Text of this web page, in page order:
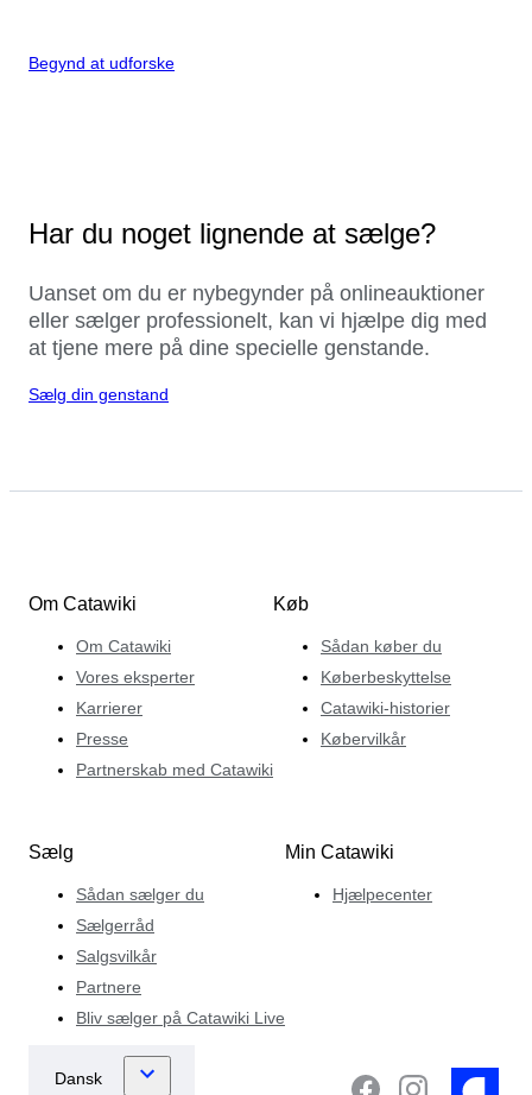
Begynd at udforske
Har du noget lignende at sælge?
Uanset om du er nybegynder på onlineauktioner
eller sælger professionelt, kan vi hjælpe dig med
at tjene mere på dine specielle genstande.
Sælg din genstand
Om Catawiki
Om Catawiki
Vores eksperter
Karrierer
Presse
Partnerskab med Catawiki
Køb
Sådan køber du
Køberbeskyttelse
Catawiki-historier
Købervilkår
Sælg
Sådan sælger du
Sælgerråd
Salgsvilkår
Partnere
Bliv sælger på Catawiki Live
Min Catawiki
Hjælpecenter